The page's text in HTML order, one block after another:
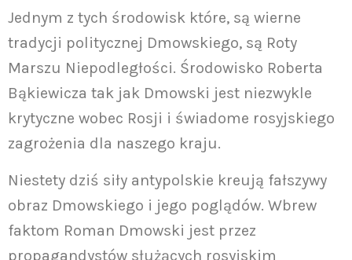
Jednym z tych środowisk które, są wierne
tradycji politycznej Dmowskiego, są Roty
Marszu Niepodległości. Środowisko Roberta
Bąkiewicza tak jak Dmowski jest niezwykle
krytyczne wobec Rosji i świadome rosyjskiego
zagrożenia dla naszego kraju.
Niestety dziś siły antypolskie kreują fałszywy
obraz Dmowskiego i jego poglądów. Wbrew
faktom Roman Dmowski jest przez
propagandystów służących rosyjskim